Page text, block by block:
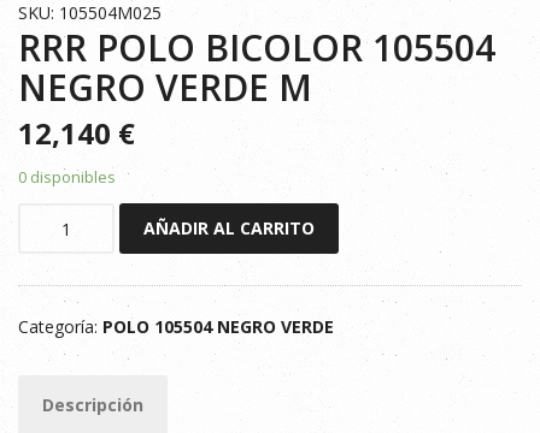
SKU: 105504M025
RRR POLO BICOLOR 105504
NEGRO VERDE M
12,140 €
0 disponibles
BICOLOR
105504
NEGRO
VERDE
cantidad
AÑADIR AL CARRITO
Categoría: POLO 105504 NEGRO VERDE
Descripción